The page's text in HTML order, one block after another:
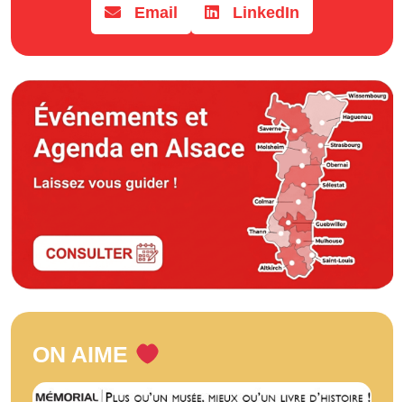
Email LinkedIn
ON AIME